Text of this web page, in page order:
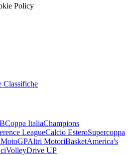
Policy
Classifiche
Coppa ItaliaChampions
LeagueCalcio EsteroSupercoppa
MotoGPAltri MotoriBasketAmerica's
VolleyDrive UP